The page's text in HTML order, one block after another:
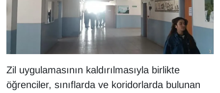
Zil uygulamasının kaldırılmasıyla birlikte
öğrenciler, sınıflarda ve koridorlarda bulunan
Vasıta
YEREL